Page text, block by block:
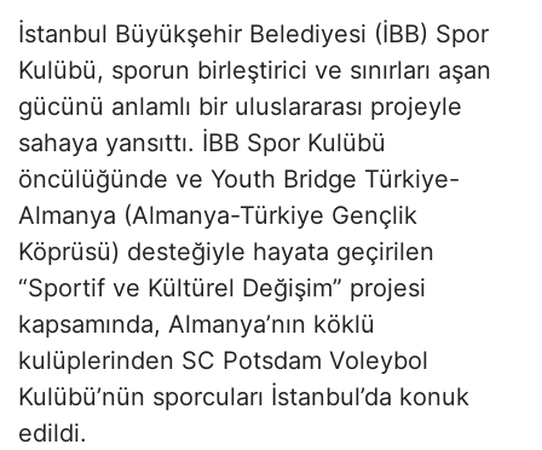
İstanbul Büyükşehir Belediyesi (İBB) Spor
Kulübü, sporun birleştirici ve sınırları aşan
gücünü anlamlı bir uluslararası projeyle
sahaya yansıttı. İBB Spor Kulübü
öncülüğünde ve Youth Bridge Türkiye-
Almanya (Almanya-Türkiye Gençlik
Köprüsü) desteğiyle hayata geçirilen
“Sportif ve Kültürel Değişim” projesi
kapsamında, Almanya’nın köklü
kulüplerinden SC Potsdam Voleybol
Kulübü’nün sporcuları İstanbul’da konuk
edildi.